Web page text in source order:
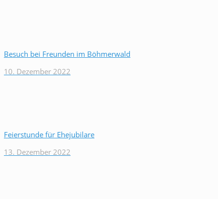
Besuch bei Freunden im Böhmerwald
10. Dezember 2022
Feierstunde für Ehejubilare
13. Dezember 2022